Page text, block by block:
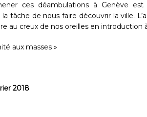
ces déambulations à Genève est
tâche de nous faire découvrir la ville.
au creux de nos oreilles en introduction
aux masses »
2018